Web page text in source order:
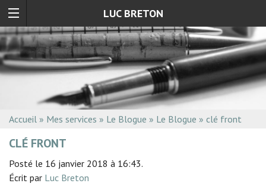
LUC BRETON
Accueil » Mes services » Le Blogue » Le Blogue » clé front
CLÉ FRONT
Posté le 16 janvier 2018 à 16:43.
Écrit par Luc Breton